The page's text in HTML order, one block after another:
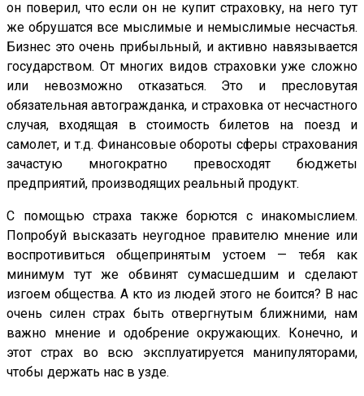
он поверил, что если он не купит страховку, на него тут
же обрушатся все мыслимые и немыслимые несчастья.
Бизнес это очень прибыльный, и активно навязывается
государством. От многих видов страховки уже сложно
или невозможно отказаться. Это и пресловутая
обязательная автогражданка, и страховка от несчастного
случая, входящая в стоимость билетов на поезд и
самолет, и т.д. Финансовые обороты сферы страхования
зачастую многократно превосходят бюджеты
предприятий, производящих реальный продукт.
С помощью страха также борются с инакомыслием.
Попробуй высказать неугодное правителю мнение или
воспротивиться общепринятым устоем — тебя как
минимум тут же обвинят сумасшедшим и сделают
изгоем общества. А кто из людей этого не боится? В нас
очень силен страх быть отвергнутым ближними, нам
важно мнение и одобрение окружающих. Конечно, и
этот страх во всю эксплуатируется манипуляторами,
чтобы держать нас в узде.